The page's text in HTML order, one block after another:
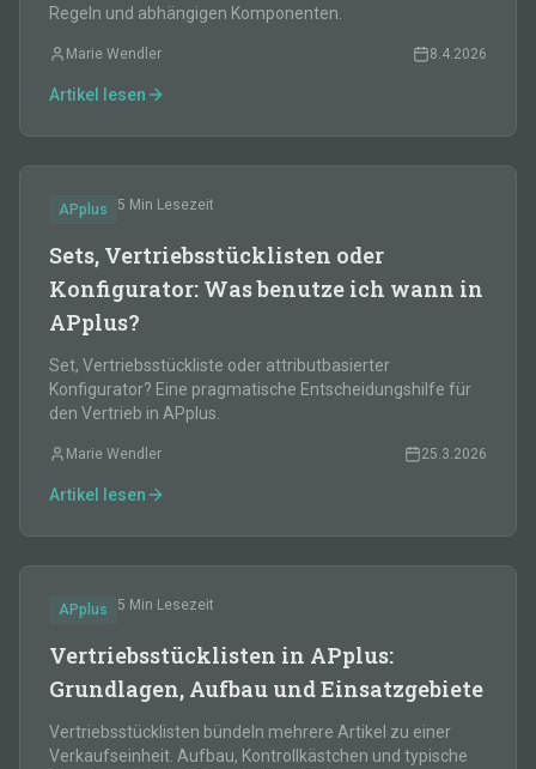
Regeln und abhängigen Komponenten.
Marie Wendler 8.4.2026
Artikel lesen
APplus 5 Min Lesezeit
Sets, Vertriebsstücklisten oder
Konfigurator: Was benutze ich wann in
APplus?
Set, Vertriebsstückliste oder attributbasierter
Konfigurator? Eine pragmatische Entscheidungshilfe für
den Vertrieb in APplus.
Marie Wendler 25.3.2026
Artikel lesen
APplus 5 Min Lesezeit
Vertriebsstücklisten in APplus:
Grundlagen, Aufbau und Einsatzgebiete
Vertriebsstücklisten bündeln mehrere Artikel zu einer
Verkaufseinheit. Aufbau, Kontrollkästchen und typische